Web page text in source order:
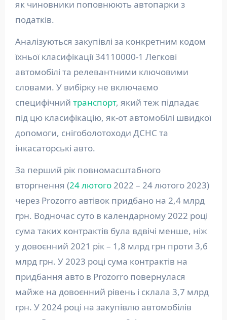
як чиновники поповнюють автопарки з
податків.
Аналізуються закупівлі за конкретним кодом
їхньої класифікації 34110000-1 Легкові
автомобілі та релевантними ключовими
словами. У вибірку не включаємо
специфічний транспорт, який теж підпадає
під цю класифікацію, як-от автомобілі швидкої
допомоги, снігоболотоходи ДСНС та
інкасаторські авто.
За перший рік повномасштабного
вторгнення (24 лютого2022 – 24 лютого 2023)
через Prozorro автівок придбано на 2,4 млрд
грн. Водночас суто в календарному 2022 році
сума таких контрактів була вдвічі менше, ніж
у довоєнний 2021 рік – 1,8 млрд грн проти 3,6
млрд грн. У 2023 році сума контрактів на
придбання авто в Prozorro повернулася
майже на довоєнний рівень і склала 3,7 млрд
грн. У 2024 році на закупівлю автомобілів